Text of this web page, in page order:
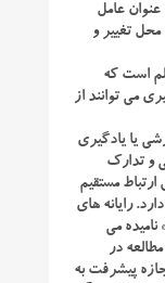
عامل
تغییر و
است که
می توانند از
یا یادگیری
و تدارک
مستقیم
رایانه های
مورد استفاده در آموزش، «ماشین آموزشی ۳» نامیده می
در
پیشرفت به